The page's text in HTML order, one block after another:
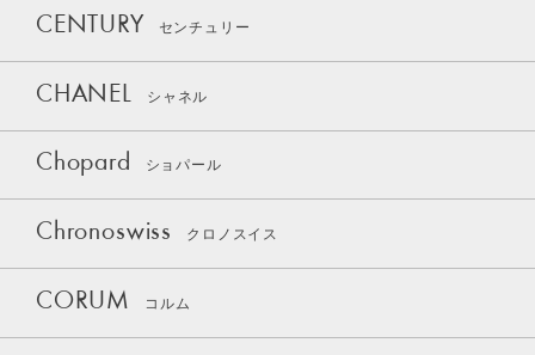
CENTURY センチュリー
CHANEL シャネル
Chopard ショパール
Chronoswiss クロノスイス
CORUM コルム